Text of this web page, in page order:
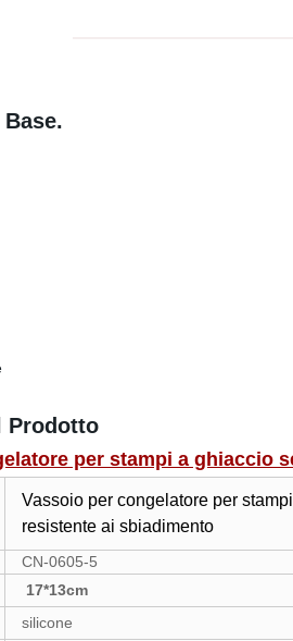
Prodotto
per stampi a ghiaccio
Vassoio per congelatore per
resistente ai sbiadimento
CN-0605-5
17*13cm
silicone